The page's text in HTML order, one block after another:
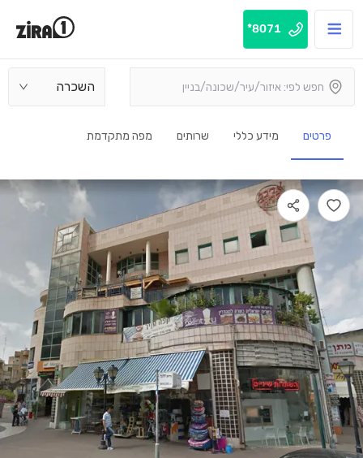
8071*
השכרה
פרטים מידע כללי שרותים מפה מתקדמת